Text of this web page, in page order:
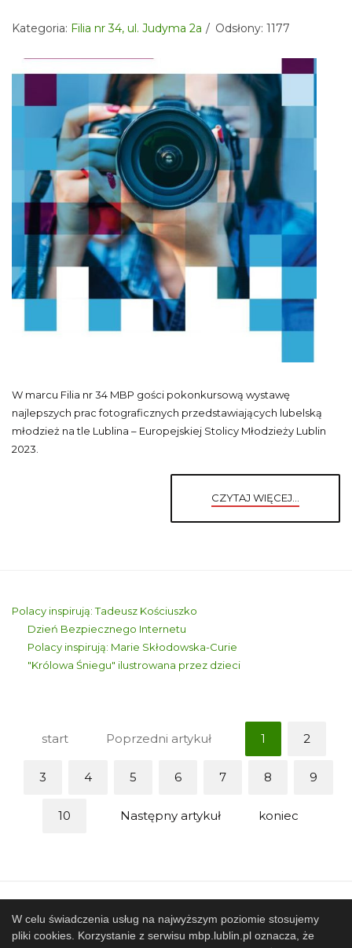
Kategoria: Filia nr 34, ul. Judyma 2a Odsłony: 1177
W marcu Filia nr 34 MBP gości pokonkursową wystawę
najlepszych prac fotograficznych przedstawiających lubelską
młodzież na tle Lublina – Europejskiej Stolicy Młodzieży Lublin
2023.
CZYTAJ WIĘCEJ...
Polacy inspirują: Tadeusz Kościuszko
Dzień Bezpiecznego Internetu
Polacy inspirują: Marie Skłodowska-Curie
"Królowa Śniegu" ilustrowana przez dzieci
start Poprzedni artykuł 1 2
3 4 5 6 7 8 9
10 Następny artykuł koniec
Współpracujemy
W celu świadczenia usług na najwyższym poziomie stosujemy
pliki cookies. Korzystanie z serwisu mbp.lublin.pl oznacza, że